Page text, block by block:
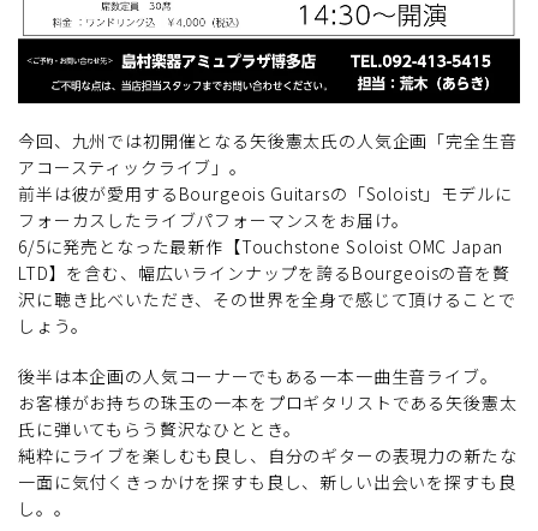
今回、九州では初開催となる矢後憲太氏の人気企画「完全生音
アコースティックライブ」。
前半は彼が愛用するBourgeois Guitarsの「Soloist」モデルに
フォーカスしたライブパフォーマンスをお届け。
6/5に発売となった最新作【Touchstone Soloist OMC Japan
LTD】を含む、幅広いラインナップを誇るBourgeoisの音を贅
沢に聴き比べいただき、その世界を全身で感じて頂けることで
しょう。
後半は本企画の人気コーナーでもある一本一曲生音ライブ。
お客様がお持ちの珠玉の一本をプロギタリストである矢後憲太
氏に弾いてもらう贅沢なひととき。
純粋にライブを楽しむも良し、自分のギターの表現力の新たな
一面に気付くきっかけを探すも良し、新しい出会いを探すも良
し。。